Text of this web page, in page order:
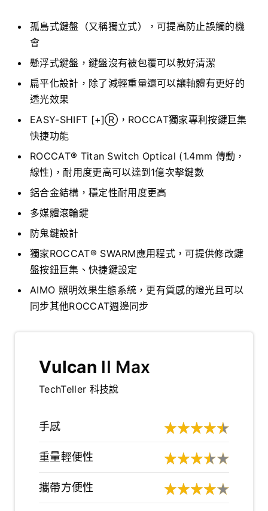
孤島式鍵盤（又稱獨立式），可提高防止誤觸的機
會
懸浮式鍵盤，鍵盤沒有被包覆可以教好清潔
扁平化設計，除了減輕重量還可以讓軸體有更好的
透光效果
EASY-SHIFT [+]Ⓡ，ROCCAT獨家專利按鍵巨集
快捷功能
ROCCAT® Titan Switch Optical (1.4mm 傳動，
線性)，耐用度更高可以達到1億次擊鍵數
鋁合金結構，穩定性耐用度更高
多媒體滾輪鍵
防鬼鍵設計
獨家ROCCAT® SWARM應用程式，可提供修改鍵
盤按鈕巨集、快捷鍵設定
AIMO 照明效果生態系統，更有質感的燈光且可以
同步其他ROCCAT週邊同步
Vulcan II Max
TechTeller 科技說
手感
重量輕便性
攜帶方便性